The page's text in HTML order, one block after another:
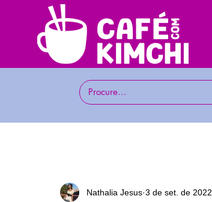
Nathalia Jesus 3 de set. de 2022